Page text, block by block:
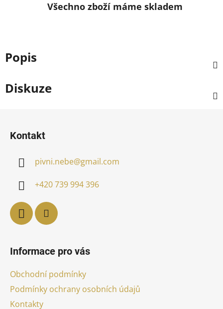
Všechno zboží máme skladem
Popis
Diskuze
Kontakt
pivni.nebe@gmail.com
+420 739 994 396
Informace pro vás
Obchodní podmínky
Podmínky ochrany osobních údajů
Kontakty